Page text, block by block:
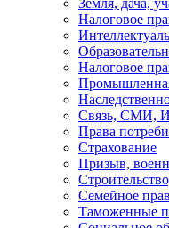
Земля, дача,
Налоговое
Налоговое
Связь, СМИ,
Права
Страхование
Призыв,
Семейное
Таможенные